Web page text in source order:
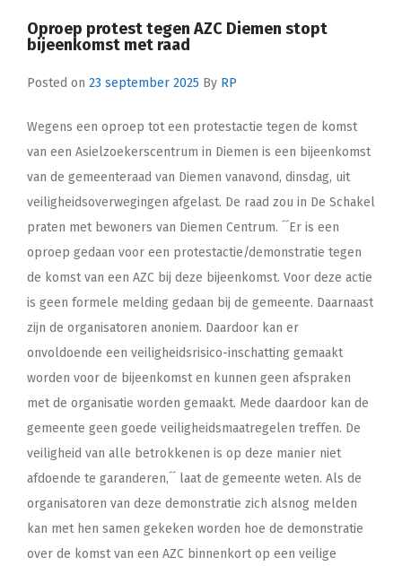
Oproep protest tegen AZC Diemen stopt
bijeenkomst met raad
Posted on 23 september 2025 By RP
Wegens een oproep tot een protestactie tegen de komst
van een Asielzoekerscentrum in Diemen is een bijeenkomst
van de gemeenteraad van Diemen vanavond, dinsdag, uit
veiligheidsoverwegingen afgelast. De raad zou in De Schakel
praten met bewoners van Diemen Centrum. ´´Er is een
oproep gedaan voor een protestactie/demonstratie tegen
de komst van een AZC bij deze bijeenkomst. Voor deze actie
is geen formele melding gedaan bij de gemeente. Daarnaast
zijn de organisatoren anoniem. Daardoor kan er
onvoldoende een veiligheidsrisico-inschatting gemaakt
worden voor de bijeenkomst en kunnen geen afspraken
met de organisatie worden gemaakt. Mede daardoor kan de
gemeente geen goede veiligheidsmaatregelen treffen. De
veiligheid van alle betrokkenen is op deze manier niet
afdoende te garanderen,´´ laat de gemeente weten. Als de
organisatoren van deze demonstratie zich alsnog melden
kan met hen samen gekeken worden hoe de demonstratie
over de komst van een AZC binnenkort op een veilige